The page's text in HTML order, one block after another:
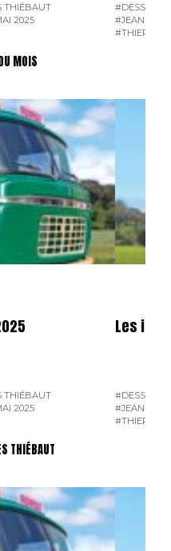
THIÉBAUT
2025
#DESSINS
#JEAN-
#THIERRY
MOIS
THIÉBAUT
2025
Les
#DESSINS
#JEAN-
#THIERRY
THIÉBAUT